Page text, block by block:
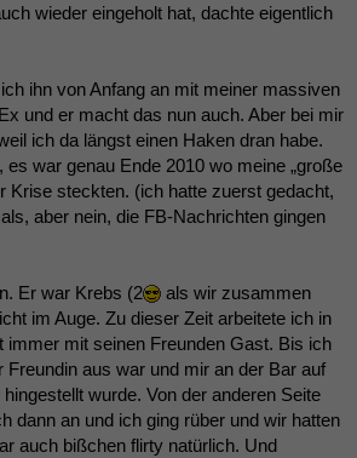
wieder eingeholt hat, dachte eigentlich
ihn von Anfang an mit meiner massiven
und er macht das nun auch. Aber bei mir
ich da längst einen Haken dran habe.
war genau Ende 2010 wo meine „große
Krise steckten. (ich hatte zuerst gedacht,
aber nein, die FB-Nachrichten gingen
Er war Krebs (2
als wir zusammen
im Auge. Zu dieser Zeit arbeitete ich in
immer mit seinen Freunden Gast. Bis ich
Freundin aus war und mir an der Bar auf
wurde. Von der anderen Seite
dann an und ich ging rüber und wir hatten
auch bißchen flirty natürlich. Und